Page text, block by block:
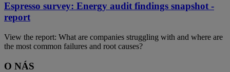
Espresso survey: Energy audit findings snapshot -
report
View the report: What are companies struggling with and where are
the most common failures and root causes?​
O NÁS